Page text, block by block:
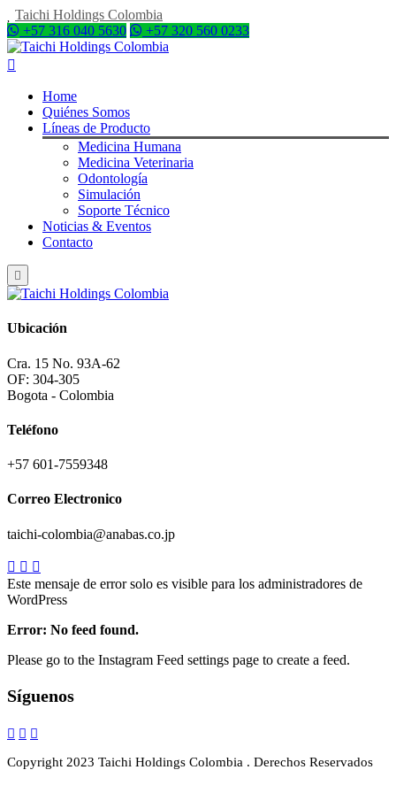
Taichi Holdings Colombia
+57 316 040 5630
+57 320 560 0233
Home
Quiénes Somos
Líneas de Producto
Medicina Humana
Medicina Veterinaria
Odontología
Simulación
Soporte Técnico
Noticias & Eventos
Contacto
Ubicación
Cra. 15 No. 93A-62
OF: 304-305
Bogota - Colombia
Teléfono
+57 601-7559348
Correo Electronico
taichi-colombia@anabas.co.jp
Este mensaje de error solo es visible para los administradores de
WordPress
Error: No feed found.
Please go to the Instagram Feed settings page to create a feed.
Síguenos
Copyright 2023 Taichi Holdings Colombia . Derechos Reservados